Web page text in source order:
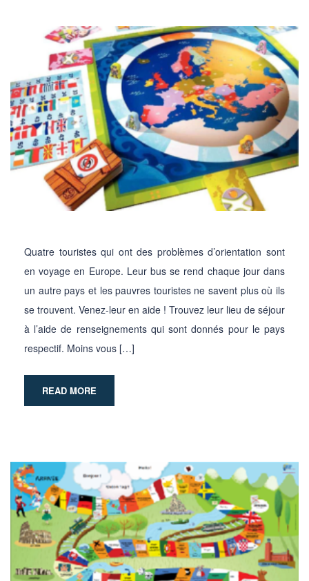
Quatre touristes qui ont des problèmes d’orientation sont
en voyage en Europe. Leur bus se rend chaque jour dans
un autre pays et les pauvres touristes ne savent plus où ils
se trouvent. Venez-leur en aide ! Trouvez leur lieu de séjour
à l’aide de renseignements qui sont donnés pour le pays
respectif. Moins vous […]
READ MORE